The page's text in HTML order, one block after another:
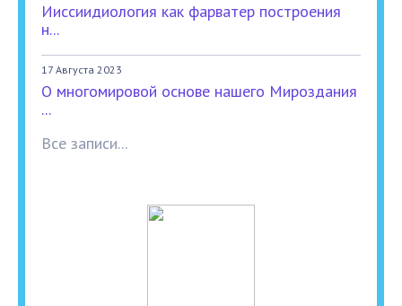
Ииссиидиология как фарватер построения
н...
17 Августа 2023
О многомировой основе нашего Мироздания
...
Все записи...